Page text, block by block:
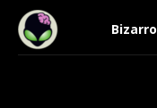
Bizarro